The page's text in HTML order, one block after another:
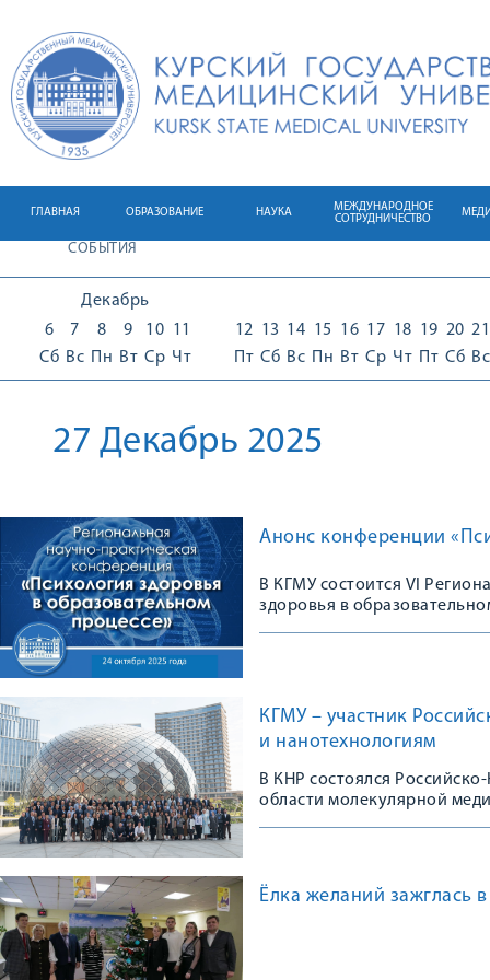
ГЛАВНАЯ ОБРАЗОВАНИЕ НАУКА
МЕЖДУНАРОДНОЕ
СОТРУДНИЧЕСТВО
СОБЫТИЯ
Декабрь
6
Сб
7
Вс
8
Пн
9
Вт
10
Ср
11
Чт
12
Пт
13
Сб
14
Вс
15
Пн
16
Вт
17
Ср
18
Чт
19
Пт
20
Сб
21
Вс
27 Декабрь 2025
Анонс конференции
В КГМУ состоится VI
здоровья в
КГМУ – участник
и нанотехнологиям
В КНР состоялся
области молекулярной
Ёлка желаний зажглась